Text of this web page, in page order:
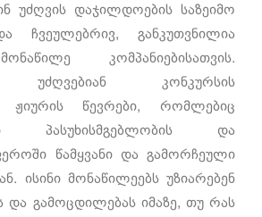
უძღვის დაჯილდოების საზეიმო
ჩვეულებრივ, განკუთვნილია
კომპანიებისათვის.
უძღვებიან კონკურსის
ჟიურის წევრები, რომლებიც
პასუხისმგებლობის და
წამყვანი და გამორჩეული
ისინი მონაწილეებს უზიარებენ
და გამოცდილებას იმაზე, თუ რას